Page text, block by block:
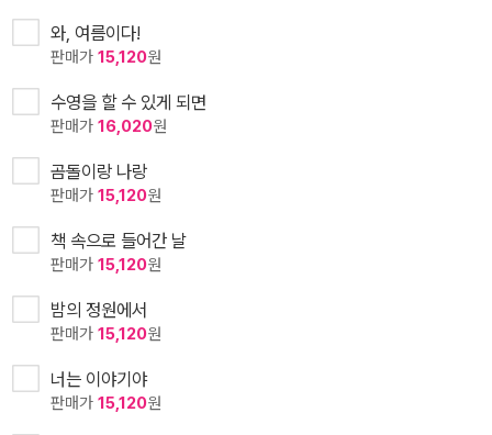
와, 여름이다!
판매가 15,120원
수영을 할 수 있게 되면
판매가 16,020원
곰돌이랑 나랑
판매가 15,120원
책 속으로 들어간 날
판매가 15,120원
밤의 정원에서
판매가 15,120원
너는 이야기야
판매가 15,120원